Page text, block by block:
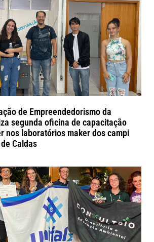
de Empreendedorismo da
segunda oficina de capacitação
nos laboratórios maker dos campi
Caldas